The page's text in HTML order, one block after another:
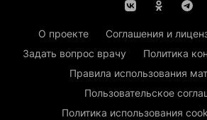
О проекте Соглашения и
Задать вопрос врачу
Политика
Правила использования
Пользовательское
Политика использования